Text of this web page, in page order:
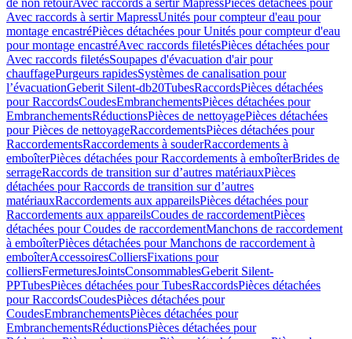
de non retourAvec raccords à sertir MapressPièces détachées pour
Avec raccords à sertir MapressUnités pour compteur d'eau pour
montage encastréPièces détachées pour Unités pour compteur d'eau
pour montage encastréAvec raccords filetésPièces détachées pour
Avec raccords filetésSoupapes d'évacuation d'air pour
chauffagePurgeurs rapidesSystèmes de canalisation pour
l’évacuationGeberit Silent-db20TubesRaccordsPièces détachées
pour RaccordsCoudesEmbranchementsPièces détachées pour
EmbranchementsRéductionsPièces de nettoyagePièces détachées
pour Pièces de nettoyageRaccordementsPièces détachées pour
RaccordementsRaccordements à souderRaccordements à
emboîterPièces détachées pour Raccordements à emboîterBrides de
serrageRaccords de transition sur d’autres matériauxPièces
détachées pour Raccords de transition sur d’autres
matériauxRaccordements aux appareilsPièces détachées pour
Raccordements aux appareilsCoudes de raccordementPièces
détachées pour Coudes de raccordementManchons de raccordement
à emboîterPièces détachées pour Manchons de raccordement à
emboîterAccessoiresColliersFixations pour
colliersFermeturesJointsConsommablesGeberit Silent-
PPTubesPièces détachées pour TubesRaccordsPièces détachées
pour RaccordsCoudesPièces détachées pour
CoudesEmbranchementsPièces détachées pour
EmbranchementsRéductionsPièces détachées pour